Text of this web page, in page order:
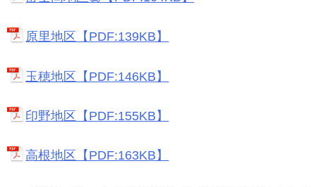
原里地区【PDF:139KB】
玉穂地区【PDF:146KB】
印野地区【PDF:155KB】
高根地区【PDF:163KB】